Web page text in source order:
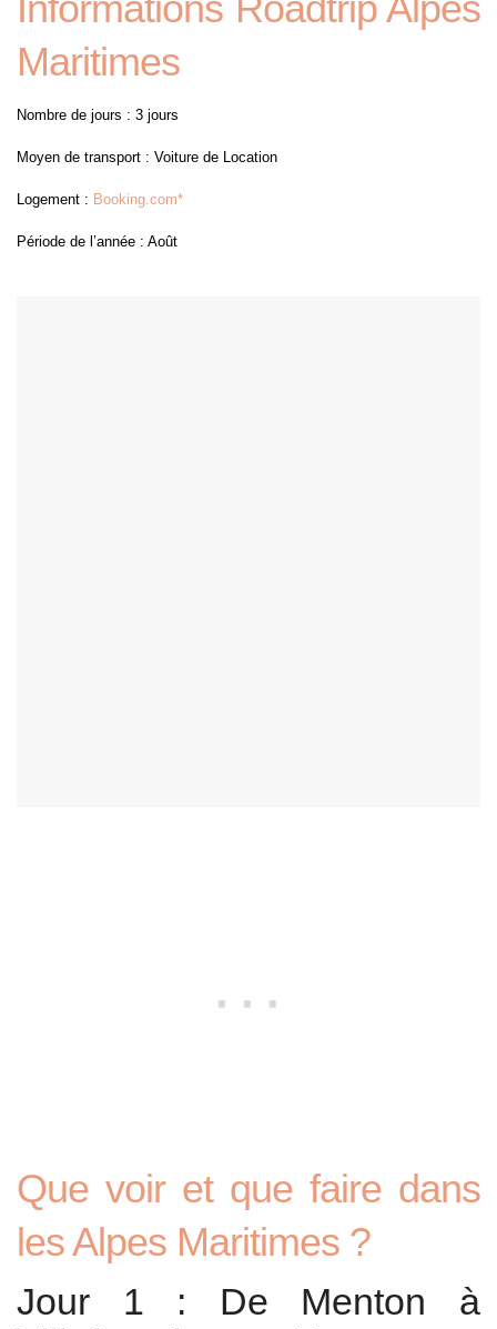
Maritimes
Nombre de jours : 3 jours
Moyen de transport : Voiture de Location
Logement : Booking.com*
Période de l’année : Août
Que voir et que faire dans
les Alpes Maritimes ?
Jour 1 : De Menton à